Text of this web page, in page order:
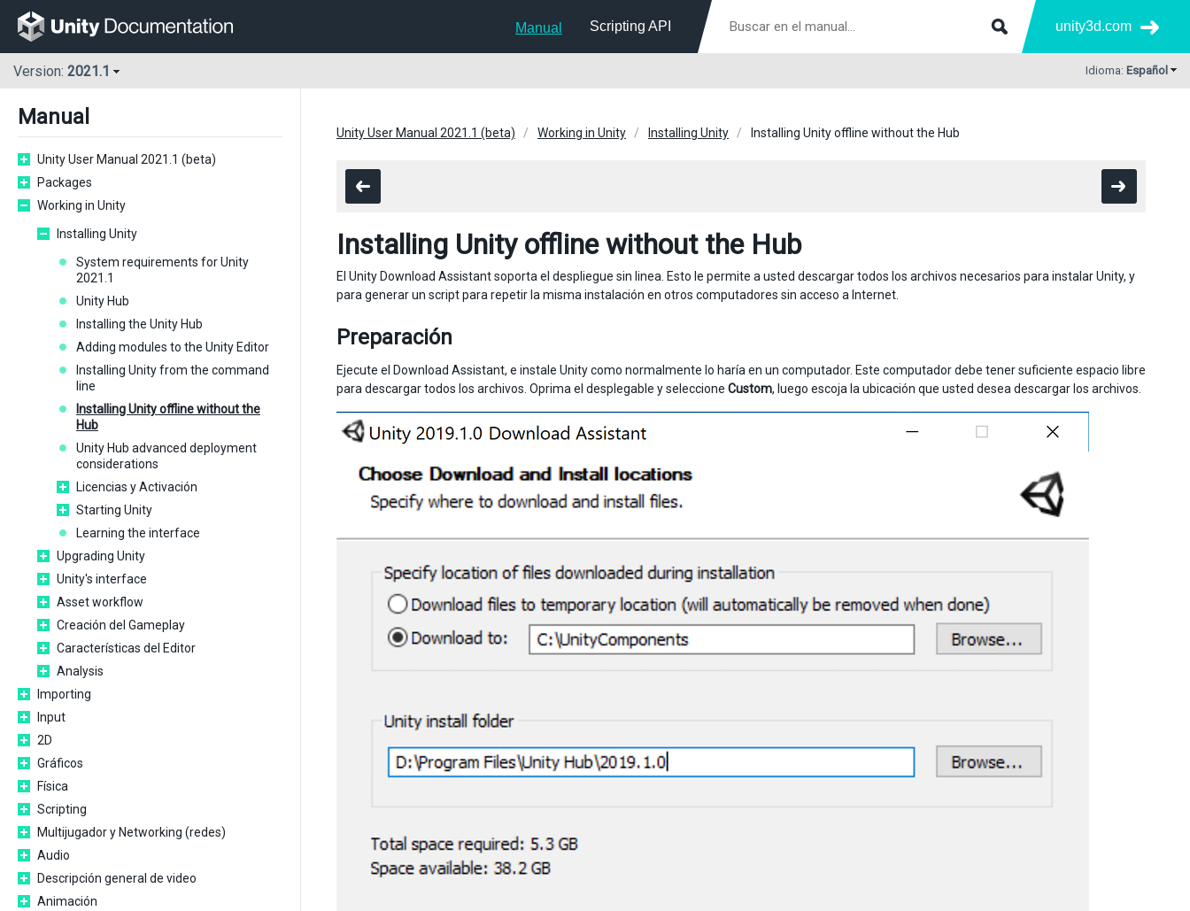
Manual Scripting API unity3d.com
Version: 2021.1 Idioma: Español
Manual
Unity User Manual 2021.1 (beta)
Packages
Working in Unity
Installing Unity
System requirements for Unity
2021.1
Unity Hub
Installing the Unity Hub
Adding modules to the Unity Editor
Installing Unity from the command
line
Installing Unity offline without the
Hub
Unity Hub advanced deployment
considerations
Licencias y Activación
Starting Unity
Learning the interface
Upgrading Unity
Unity's interface
Asset workflow
Creación del Gameplay
Características del Editor
Analysis
Importing
Input
2D
Gráficos
Física
Scripting
Multijugador y Networking (redes)
Audio
Descripción general de video
Animación
Unity User Manual 2021.1 (beta) Working in Unity Installing Unity Installing Unity offline without the Hub
Installing Unity offline without the Hub
El Unity Download Assistant soporta el despliegue sin linea. Esto le permite a usted descargar todos los archivos necesarios para instalar Unity, y
para generar un script para repetir la misma instalación en otros computadores sin acceso a Internet.
Preparación
Ejecute el Download Assistant, e instale Unity como normalmente lo haría en un computador. Este computador debe tener suficiente espacio libre
para descargar todos los archivos. Oprima el desplegable y seleccione Custom, luego escoja la ubicación que usted desea descargar los archivos.